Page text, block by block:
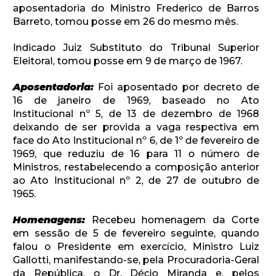
aposentadoria do Ministro Frederico de Barros
Barreto, tomou posse em 26 do mesmo mês.
Indicado Juiz Substituto do Tribunal Superior
Eleitoral, tomou posse em 9 de março de 1967.
Aposentadoria: Foi aposentado por decreto de
16 de janeiro de 1969, baseado no Ato
Institucional nº 5, de 13 de dezembro de 1968
deixando de ser provida a vaga respectiva em
face do Ato Institucional nº 6, de 1º de fevereiro de
1969, que reduziu de 16 para 11 o número de
Ministros, restabelecendo a composição anterior
ao Ato Institucional nº 2, de 27 de outubro de
1965.
Homenagens: Recebeu homenagem da Corte
em sessão de 5 de fevereiro seguinte, quando
falou o Presidente em exercício, Ministro Luiz
Gallotti, manifestando-se, pela Procuradoria-Geral
da República, o Dr. Décio Miranda e, pelos